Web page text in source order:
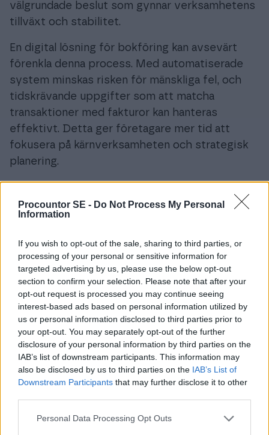
Procountor SE - Do Not Process My Personal
Information
If you wish to opt-out of the sale, sharing to third parties, or
processing of your personal or sensitive information for
targeted advertising by us, please use the below opt-out
section to confirm your selection. Please note that after your
opt-out request is processed you may continue seeing
interest-based ads based on personal information utilized by
us or personal information disclosed to third parties prior to
your opt-out. You may separately opt-out of the further
disclosure of your personal information by third parties on the
IAB’s list of downstream participants. This information may
also be disclosed by us to third parties on the IAB’s List of
Downstream Participants that may further disclose it to other
Please note that this website/app uses one or more Google
Personal Data Processing Opt Outs
välgrundade beslut som gynnar verksamhetens
tillväxt och stabilitet.
En digital lösning för bokföring kan avsevärt
förenkla denna process. Med automatiserade
system minskas risken för mänskliga fel, och
tidskrävande uppgifter som att matcha
transaktioner med fakturor kan hanteras
effektivt. Detta ger företagare mer tid att
fokusera på kärnverksamheten och strategisk
planering.
Bokföring
Digital bokföring erbjuder en rad fördelar
jämfört med traditionella metoder. Tillgången till
realtidsdata innebär att företagare kan få en
aktuell bild av företagets finansiella ställning när
som helst. Detta är ovärderligt för snabba
beslut och långsiktig planering. Dessutom
möjliggör integration med andra system, som
banktjänster och fakturering, en smidigare och
mer automatiserad arbetsflöde.
En annan nyckelfördel är möjligheten till
samarbete. Digitala plattformar kan ofta ge